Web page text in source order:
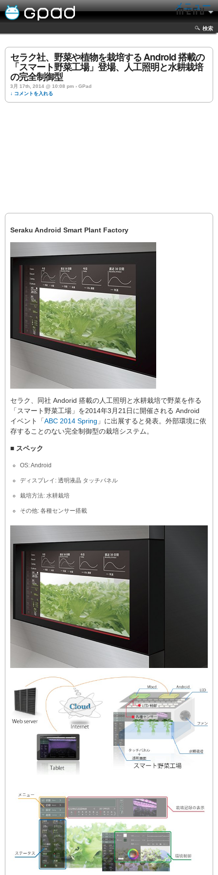
メニュー
検索
セラク社、野菜や植物を栽培する Android 搭載の
「スマート野菜工場」登場、人工照明と水耕栽培
の完全制御型
3月 17th, 2014 @ 10:08 pm › GPad
↓ コメントを入れる
Seraku Android Smart Plant Factory
セラク、同社 Andorid 搭載の人工照明と水耕栽培で野菜を作る
「スマート野菜工場」を2014年3月21日に開催される Android
イベント「ABC 2014 Spring 」に出展すると発表。外部環境に依
存することのない完全制御型の栽培システム。
■ スペック
OS: Android
ディスプレイ: 透明液晶 タッチパネル
栽培方法: 水耕栽培
その他: 各種センサー搭載